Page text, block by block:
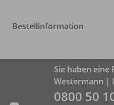
Bestellinformation
Sie haben eine
Westermann |
0800 50